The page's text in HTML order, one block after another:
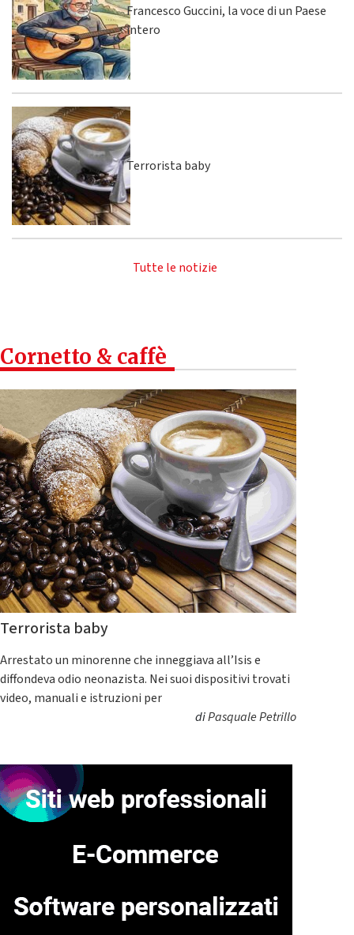
Francesco Guccini, la voce di un Paese
intero
Terrorista baby
Tutte le notizie
Cornetto & caffè
Terrorista baby
Arrestato un minorenne che inneggiava all’Isis e
diffondeva odio neonazista. Nei suoi dispositivi trovati
video, manuali e istruzioni per
diPasquale Petrillo